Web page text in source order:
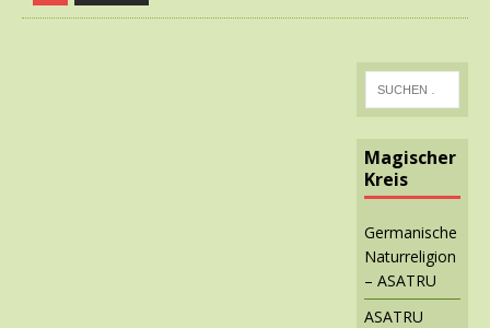
Magischer
Kreis
Germanische
Naturreligion
– ASATRU
ASATRU